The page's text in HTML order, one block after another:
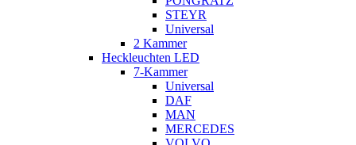
STEYR
Universal
2 Kammer
Heckleuchten LED
7-Kammer
Universal
DAF
MAN
MERCEDES